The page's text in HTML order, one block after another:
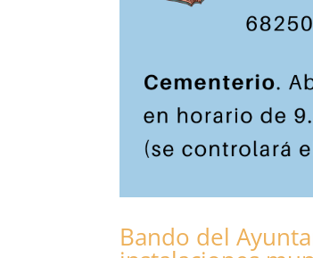
Bando del